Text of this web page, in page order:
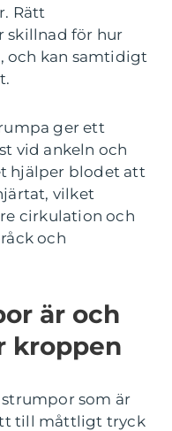
Rätt
skillnad för hur
och kan samtidigt
ger ett
vid ankeln och
hjälper blodet att
vilket
cirkulation och
och
är och
kroppen
som är
till måttligt tryck